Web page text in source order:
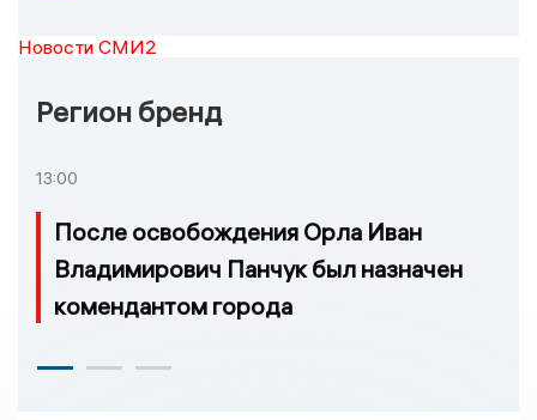
Новости СМИ2
Регион бренд
13:00
После освобождения Орла Иван
Владимирович Панчук был назначен
комендантом города